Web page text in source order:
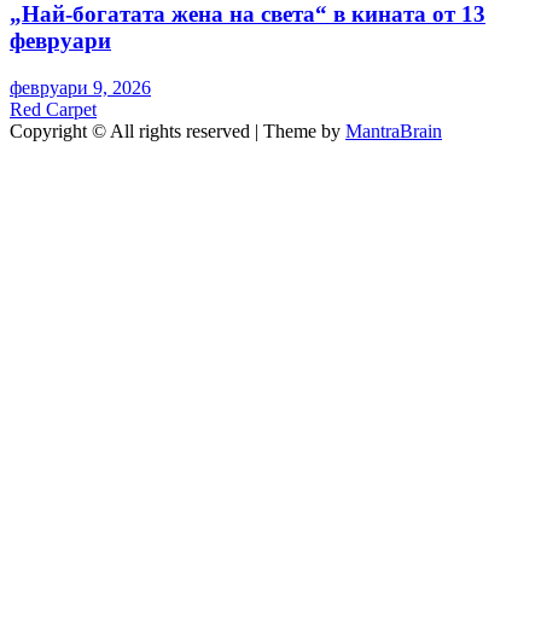
„Най-богатата жена на света“ в кината от 13
февруари
февруари 9, 2026
Red Carpet
Copyright © All rights reserved | Theme by MantraBrain